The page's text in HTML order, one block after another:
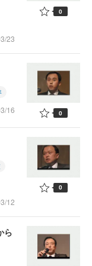
23
0
16 0
12
0
ら